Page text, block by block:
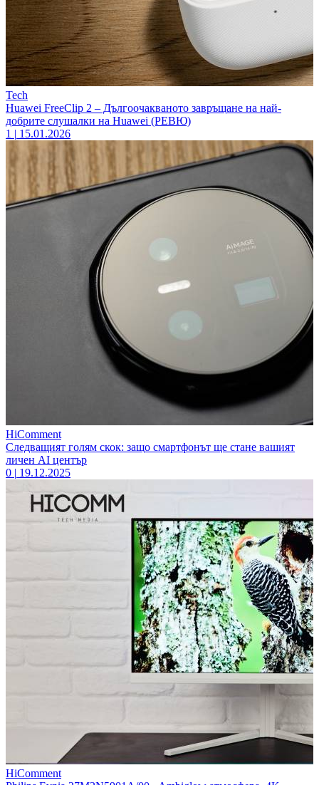
Tech
Huawei FreeClip 2 – Дългоочакваното завръщане на най-
добрите слушалки на Huawei (РЕВЮ)
1 | 15.01.2026
HiComment
Следващият голям скок: защо смартфонът ще стане вашият
личен AI център
0 | 19.12.2025
HiComment